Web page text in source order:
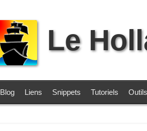
Le
Blog Liens Snippets Tutoriels Outils